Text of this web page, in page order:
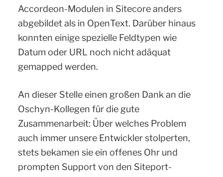
Accordeon-Modulen in Sitecore anders
abgebildet als in OpenText. Darüber hinaus
konnten einige spezielle Feldtypen wie
Datum oder URL noch nicht adäquat
gemapped werden.
An dieser Stelle einen großen Dank an die
Oschyn-Kollegen für die gute
Zusammenarbeit: Über welches Problem
auch immer unsere Entwickler stolperten,
stets bekamen sie ein offenes Ohr und
prompten Support von den Siteport-